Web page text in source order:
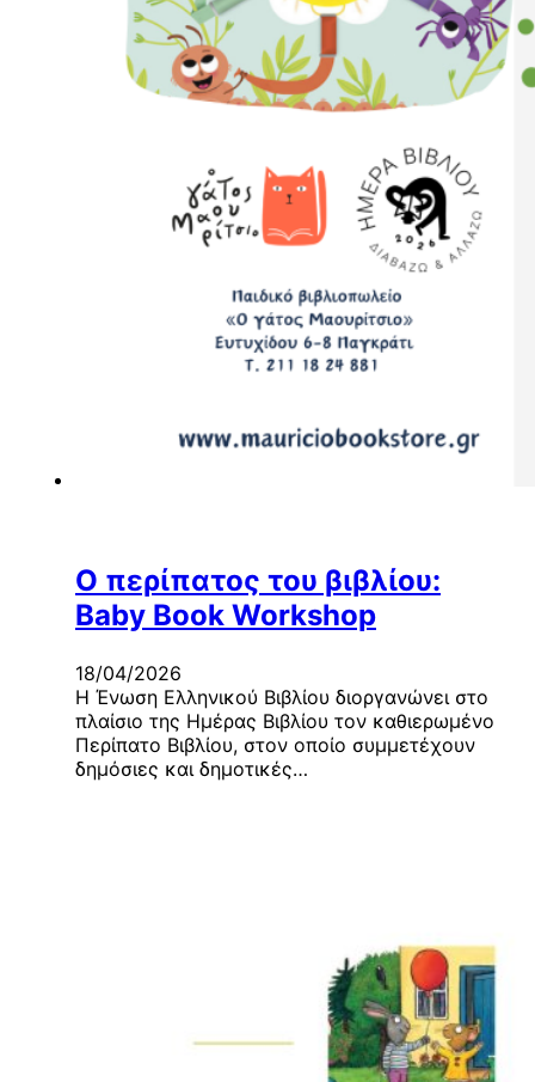
Ο περίπατος του βιβλίου:
Baby Book Workshop
18/04/2026
Η Ένωση Ελληνικού Βιβλίου διοργανώνει στο
πλαίσιο της Ημέρας Βιβλίου τον καθιερωμένο
Περίπατο Βιβλίου, στον οποίο συμμετέχουν
δημόσιες και δημοτικές…